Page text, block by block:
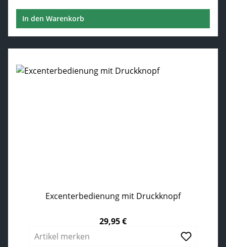
In den Warenkorb
Excenterbedienung mit Druckknopf
29,95 €
Artikel merken